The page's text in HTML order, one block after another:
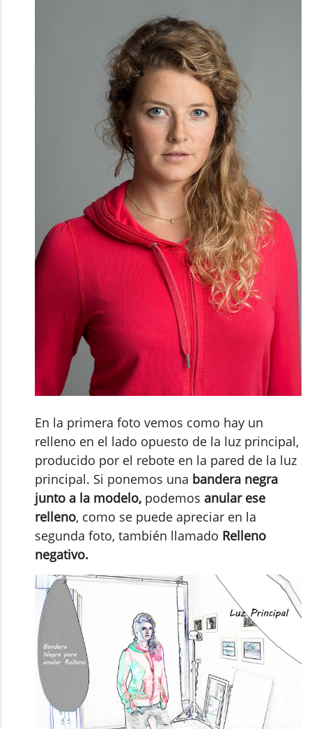
En la primera foto vemos como hay un
relleno en el lado opuesto de la luz principal,
producido por el rebote en la pared de la luz
principal. Si ponemos una bandera negra
junto a la modelo, podemos anular ese
relleno, como se puede apreciar en la
segunda foto, también llamado Relleno
negativo.